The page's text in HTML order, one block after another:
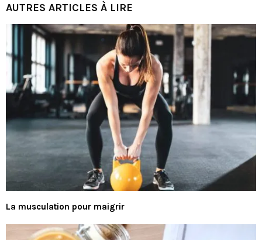
AUTRES ARTICLES À LIRE
La musculation pour maigrir